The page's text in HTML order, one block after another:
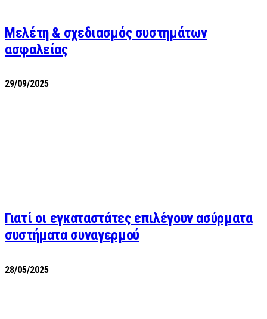
Μελέτη & σχεδιασμός συστημάτων
ασφαλείας
29/09/2025
Γιατί οι εγκαταστάτες επιλέγουν ασύρματα
συστήματα συναγερμού
28/05/2025